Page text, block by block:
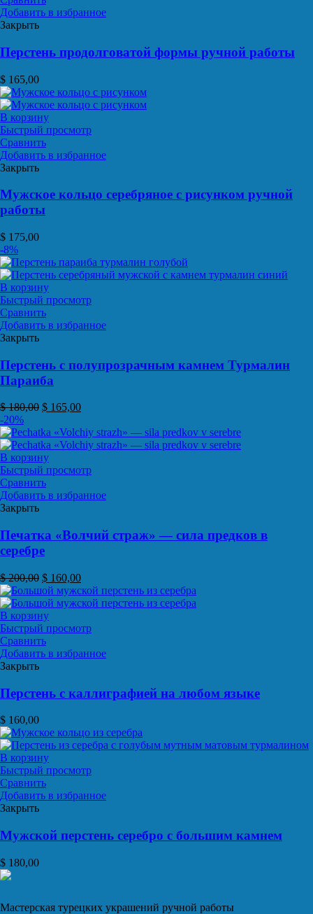
Добавить в избранное
Закрыть
Перстень продолговатой формы ручной работы
$ 165,00
В корзину
Быстрый просмотр
Сравнить
Добавить в избранное
Закрыть
Мужское кольцо серебряное с рисунком ручной
работы
$ 175,00
-8%
В корзину
Быстрый просмотр
Сравнить
Добавить в избранное
Закрыть
Перстень с полупрозрачным камнем Турмалин
Параиба
$180,00 $ 165,00
-20%
В корзину
Быстрый просмотр
Сравнить
Добавить в избранное
Закрыть
Печатка «Волчий страж» — сила предков в
серебре
$200,00 $ 160,00
В корзину
Быстрый просмотр
Сравнить
Добавить в избранное
Закрыть
Перстень с каллиграфией на любом языке
$ 160,00
В корзину
Быстрый просмотр
Сравнить
Добавить в избранное
Закрыть
Мужской перстень серебро с большим камнем
$ 180,00
Мастерская турецких украшений ручной работы